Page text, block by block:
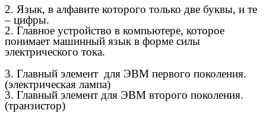
2. Язык, в алфавите которого только две буквы, и те
– цифры.
2. Главное устройство в компьютере, которое
понимает машинный язык в форме силы
электрического тока.
3. Главный элемент для ЭВМ первого поколения.
(электрическая лампа)
3. Главный элемент для ЭВМ второго поколения.
(транзистор)